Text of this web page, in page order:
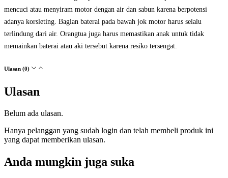
mencuci atau menyiram motor dengan air dan sabun karena berpotensi
adanya korsleting. Bagian baterai pada bawah jok motor harus selalu
terlindung dari air. Orangtua juga harus memastikan anak untuk tidak
memainkan baterai atau aki tersebut karena resiko tersengat.
Ulasan (0)
Ulasan
Belum ada ulasan.
Hanya pelanggan yang sudah login dan telah membeli produk ini
yang dapat memberikan ulasan.
Anda mungkin juga suka